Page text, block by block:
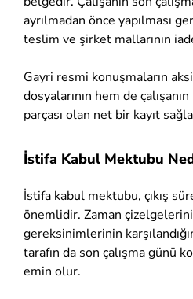
ayrılmadan önce yapılması
teslim ve şirket mallarının
Gayri resmi konuşmaların
dosyalarının hem de
parçası olan net bir kayıt
İstifa Kabul Mektubu
İstifa kabul mektubu, çıkış
önemlidir. Zaman
gereksinimlerinin
tarafın da son çalışma günü
emin olur.